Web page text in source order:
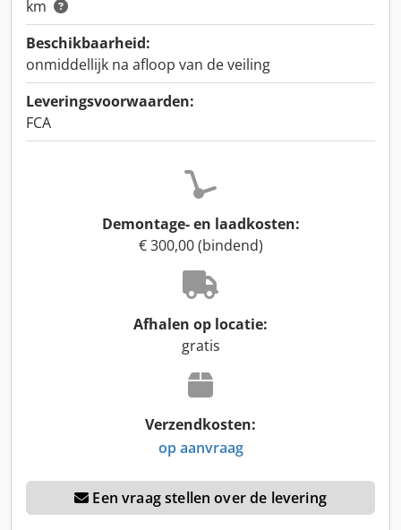
km
Beschikbaarheid:
onmiddellijk na afloop van de veiling
Leveringsvoorwaarden:
FCA
Demontage- en laadkosten:
€ 300,00 (bindend)
Afhalen op locatie:
gratis
Verzendkosten:
op aanvraag
Een vraag stellen over de levering